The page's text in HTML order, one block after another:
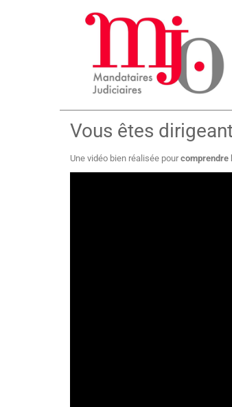
Vous êtes
Une vidéo bien réalisée pourcomprendre